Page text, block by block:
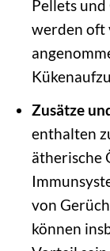
Pellets
werden oft
Zusätze
enthalten
ätherische
von
können